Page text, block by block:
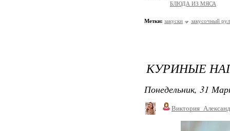
БЛЮДА ИЗ МЯСА
Метки: закуски закусочный
КУРИНЫЕ
Понедельник, 31